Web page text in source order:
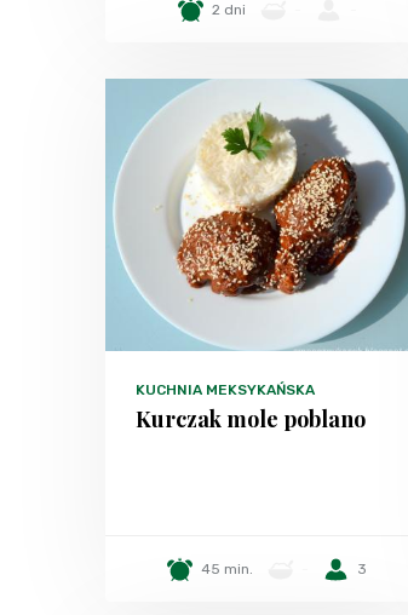
2 dni
KUCHNIA MEKSYKAŃSKA
Kurczak mole poblano
45 min. 3